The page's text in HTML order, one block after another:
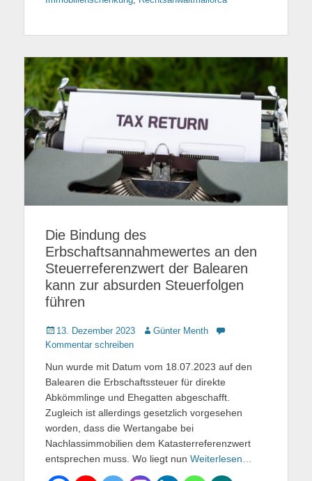
Die Bindung des
Erbschaftsannahmewertes an den
Steuerreferenzwert der Balearen
kann zur absurden Steuerfolgen
führen
Gepostet
am
13. Dezember 2023 AutorGünter Menth
Kommentar schreiben
Nun wurde mit Datum vom 18.07.2023 auf den
Balearen die Erbschaftssteuer für direkte
Abkömmlinge und Ehegatten abgeschafft.
Zugleich ist allerdings gesetzlich vorgesehen
worden, dass die Wertangabe bei
Nachlassimmobilien dem Katasterreferenzwert
entsprechen muss. Wo liegt nun Weiterlesen…